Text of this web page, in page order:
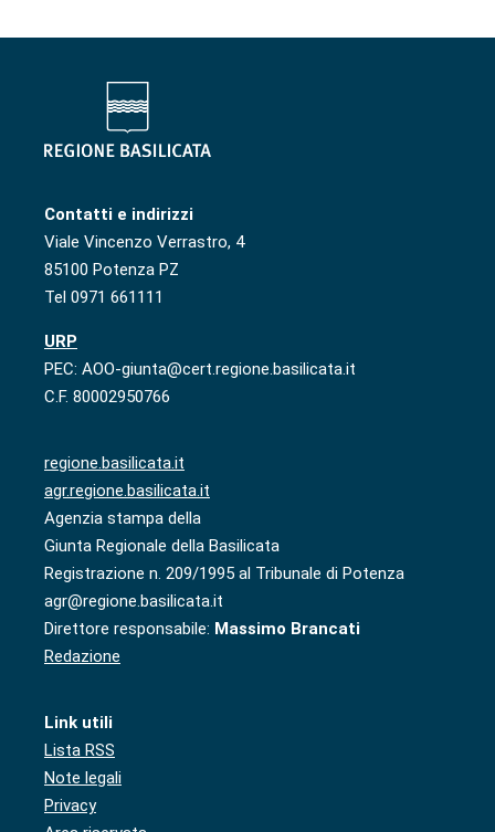
Contatti e indirizzi
Viale Vincenzo Verrastro, 4
85100 Potenza PZ
Tel 0971 661111
URP
PEC: AOO-giunta@cert.regione.basilicata.it
C.F. 80002950766
regione.basilicata.it
agr.regione.basilicata.it
Agenzia stampa della
Giunta Regionale della Basilicata
Registrazione n. 209/1995 al Tribunale di Potenza
agr@regione.basilicata.it
Direttore responsabile: Massimo Brancati
Redazione
Link utili
Lista RSS
Note legali
Privacy